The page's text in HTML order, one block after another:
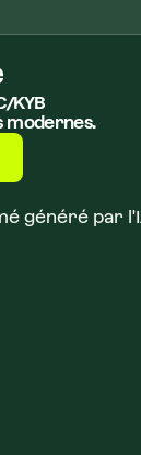
KYB
modernes.
généré par